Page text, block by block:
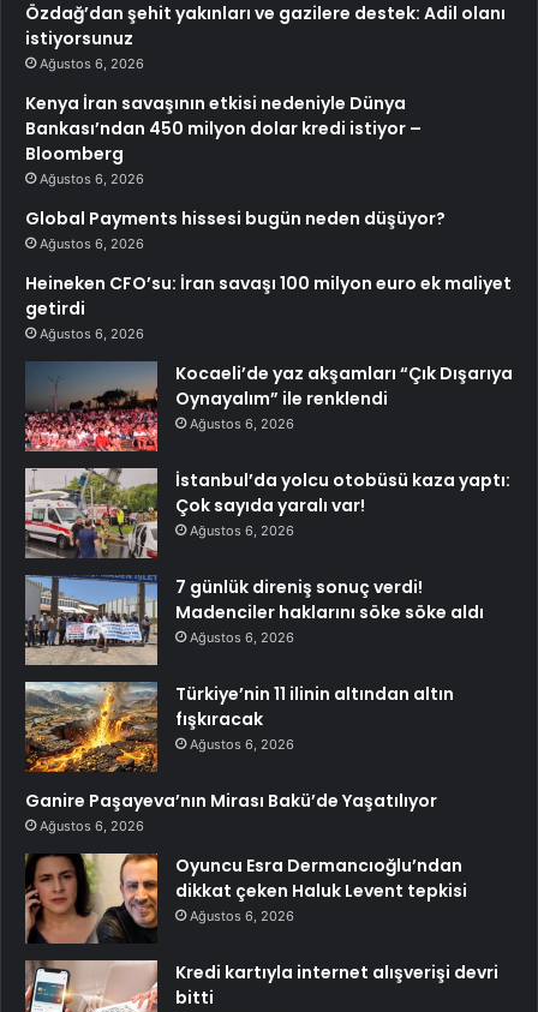
Özdağ’dan şehit yakınları ve gazilere destek: Adil olanı
istiyorsunuz
Ağustos 6, 2026
Kenya İran savaşının etkisi nedeniyle Dünya
Bankası’ndan 450 milyon dolar kredi istiyor –
Bloomberg
Ağustos 6, 2026
Global Payments hissesi bugün neden düşüyor?
Ağustos 6, 2026
Heineken CFO’su: İran savaşı 100 milyon euro ek maliyet
getirdi
Ağustos 6, 2026
Kocaeli’de yaz akşamları “Çık Dışarıya
Oynayalım” ile renklendi
Ağustos 6, 2026
İstanbul’da yolcu otobüsü kaza yaptı:
Çok sayıda yaralı var!
Ağustos 6, 2026
7 günlük direniş sonuç verdi!
Madenciler haklarını söke söke aldı
Ağustos 6, 2026
Türkiye’nin 11 ilinin altından altın
fışkıracak
Ağustos 6, 2026
Ganire Paşayeva’nın Mirası Bakü’de Yaşatılıyor
Ağustos 6, 2026
Oyuncu Esra Dermancıoğlu’ndan
dikkat çeken Haluk Levent tepkisi
Ağustos 6, 2026
Kredi kartıyla internet alışverişi devri
bitti